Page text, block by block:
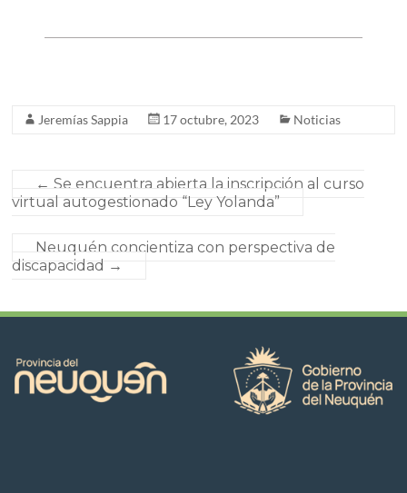
Jeremías Sappia 17 octubre, 2023 Noticias
← Se encuentra abierta la inscripción al curso
virtual autogestionado “Ley Yolanda”
Neuquén concientiza con perspectiva de
discapacidad →